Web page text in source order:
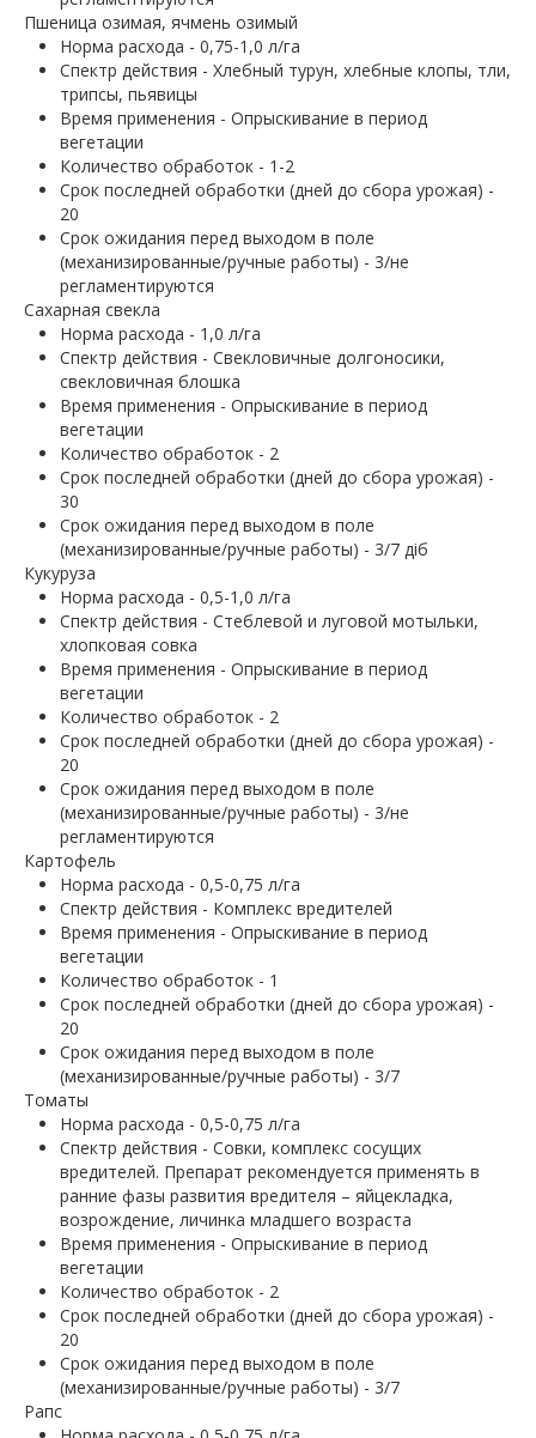
Пшеница озимая, ячмень озимый
Норма расхода - 0,75-1,0 л/га
Спектр действия - Хлебный турун, хлебные клопы, тли,
трипсы, пьявицы
Время применения - Опрыскивание в период
вегетации
Количество обработок - 1-2
Срок последней обработки (дней до сбора урожая) -
20
Срок ожидания перед выходом в поле
(механизированные/ручные работы) - 3/не
регламентируются
Сахарная свекла
Норма расхода - 1,0 л/га
Спектр действия - Свекловичные долгоносики,
свекловичная блошка
Время применения - Опрыскивание в период
вегетации
Количество обработок - 2
Срок последней обработки (дней до сбора урожая) -
30
Срок ожидания перед выходом в поле
(механизированные/ручные работы) - 3/7 діб
Кукуруза
Норма расхода - 0,5-1,0 л/га
Спектр действия - Стеблевой и луговой мотыльки,
хлопковая совка
Время применения - Опрыскивание в период
вегетации
Количество обработок - 2
Срок последней обработки (дней до сбора урожая) -
20
Срок ожидания перед выходом в поле
(механизированные/ручные работы) - 3/не
регламентируются
Картофель
Норма расхода - 0,5-0,75 л/га
Спектр действия - Комплекс вредителей
Время применения - Опрыскивание в период
вегетации
Количество обработок - 1
Срок последней обработки (дней до сбора урожая) -
20
Срок ожидания перед выходом в поле
(механизированные/ручные работы) - 3/7
Томаты
Норма расхода - 0,5-0,75 л/га
Спектр действия - Совки, комплекс сосущих
вредителей. Препарат рекомендуется применять в
ранние фазы развития вредителя – яйцекладка,
возрождение, личинка младшего возраста
Время применения - Опрыскивание в период
вегетации
Количество обработок - 2
Срок последней обработки (дней до сбора урожая) -
20
Срок ожидания перед выходом в поле
(механизированные/ручные работы) - 3/7
Рапс